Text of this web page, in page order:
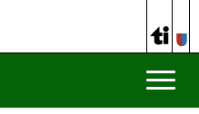
Toggle